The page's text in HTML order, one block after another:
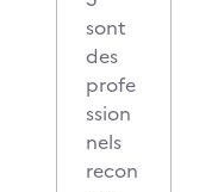
sont
des
profe
ssion
nels
recon